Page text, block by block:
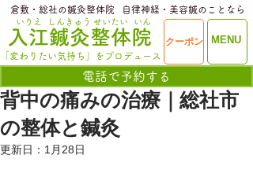
ME
​入江鍼灸整体院
いりえ
MENU
クーポン
電話で予約する
せいたい
しんきゅう いん
「変わりたい気持ち」をプロデュース
​倉敷・総社の鍼灸整体院 ​自律神経・美容鍼のことなら
背中の痛みの治療｜総社市
の整体と鍼灸
更新日： 1月28日